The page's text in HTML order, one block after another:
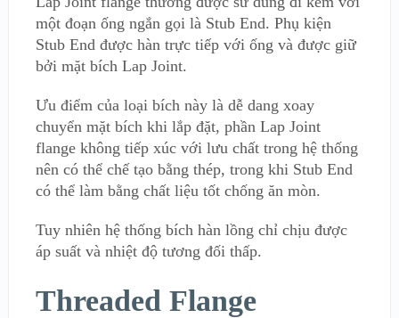
một đoạn ống ngắn gọi là Stub End. Phụ kiện
Stub End được hàn trực tiếp với ống và được giữ
bởi mặt bích Lap Joint.
Ưu điểm của loại bích này là dễ dang xoay
chuyển mặt bích khi lắp đặt, phần Lap Joint
flange không tiếp xúc với lưu chất trong hệ thống
nên có thể chế tạo bằng thép, trong khi Stub End
có thể làm bằng chất liệu tốt chống ăn mòn.
Tuy nhiên hệ thống bích hàn lồng chỉ chịu được
áp suất và nhiệt độ tương đối thấp.
Threaded Flange